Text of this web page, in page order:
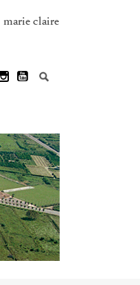
marie claire
Buscar: